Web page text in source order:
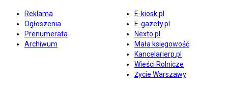
Reklama
Ogłoszenia
Prenumerata
Archiwum
E-kiosk.pl
E-gazety.pl
Nexto.pl
Mała księgowość
Kancelarierp.pl
Wieści Rolnicze
Życie Warszawy